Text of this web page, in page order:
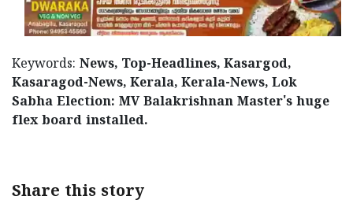
Keywords: News, Top-Headlines, Kasargod,
Kasaragod-News, Kerala, Kerala-News, Lok
Sabha Election: MV Balakrishnan Master's huge
flex board installed.
Share this story